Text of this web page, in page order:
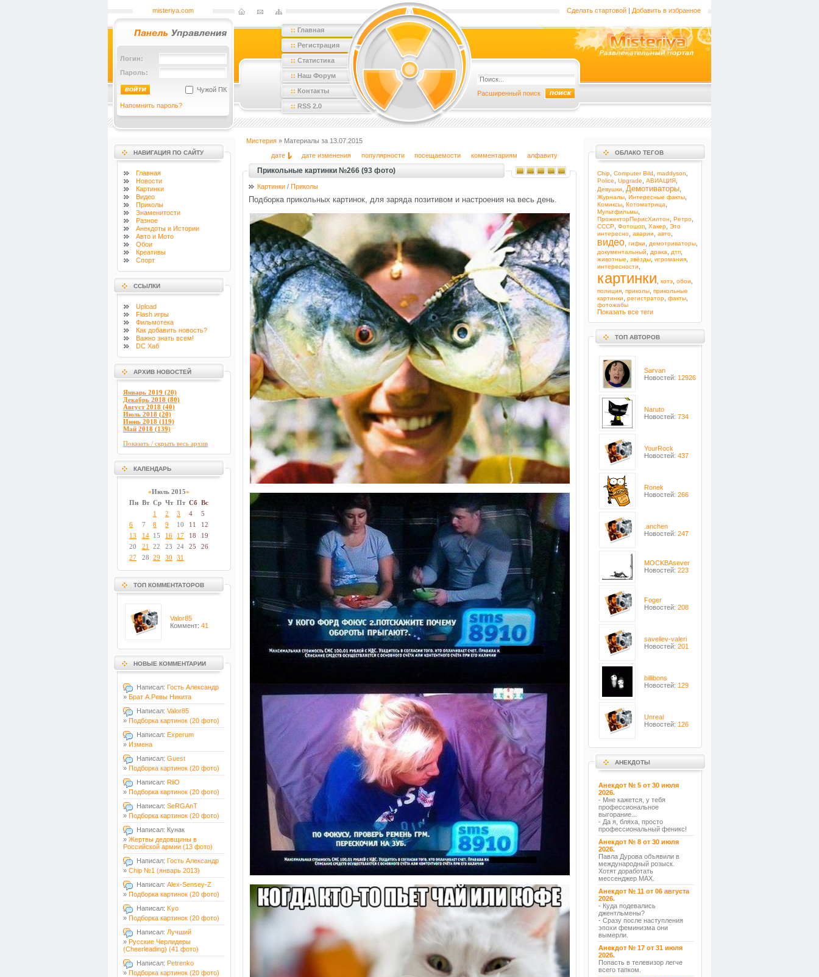
misteriya.com Сделать стартовой | Добавить в избранное
Логин:
Пароль:
Чужой ПК
Напомнить пароль?
:: Главная
:: Регистрация
:: Статистика
:: Наш Форум
:: Контакты
:: RSS 2.0
Расширенный поиск
НАВИГАЦИЯ ПО САЙТУ
Главная
Новости
Картинки
Видео
Приколы
Знаменитости
Разное
Анекдоты и Истории
Авто и Мото
Обои
Креативы
Спорт
ССЫЛКИ
Upload
Flash игры
Фильмотека
Как добавить новость?
Важно знать всем!
DC Хаб
АРХИВ НОВОСТЕЙ
Январь 2019 (20)
Декабрь 2018 (80)
Август 2018 (40)
Июль 2018 (20)
Июнь 2018 (119)
Май 2018 (139)
Показать / скрыть весь архив
КАЛЕНДАРЬ
«Июль 2015»
Пн Вт Ср Чт Пт Сб Вс
1
2 3 4
5
6
7 8 9 10 11
12
13
14 15 16 17 18
19
20
21 22 23 24 25
26
27
28 29 30 31
ТОП КОММЕНТАТОРОВ
Valor85
Коммент: 41
НОВЫЕ КОММЕНТАРИИ
Написал: Гость Александр
» Брат А.Ревы Никита
Написал: Valor85
» Подборка картинок (20 фото)
Написал: Experum
» Измена
Написал: Guest
» Подборка картинок (20 фото)
Написал: RiiO
» Подборка картинок (20 фото)
Написал: SeRGAnT
» Подборка картинок (20 фото)
Написал: Кунак
» Жертвы дедовщины в
Российской армии (13 фото)
Написал: Гость Александр
» Chip №1 (январь 2013)
Написал: Alex-Sensey-Z
» Подборка картинок (20 фото)
Написал: Kyo
» Подборка картинок (20 фото)
Написал: Лучший
» Русские Черлидеры
(Cheerleading) (41 фото)
Написал: Petrenko
» Подборка картинок (20 фото)
Мистерия » Материалы за 13.07.2015
дате
дате изменения популярности посещаемости комментариям алфавиту
Прикольные картинки №266 (93 фото)
Картинки / Приколы
Подборка прикольных картинок, для заряда позитивом и настроения на весь день.
ОБЛАКО ТЕГОВ
Chip Computer Bild maddyson
Police Upgrade АВИАЦИЯ
Девушки Демотиваторы
Журналы Интересные факты
Комиксы Котоматрица
Мультфильмы
ПрожекторПерисХилтон Ретро
СССР Фотошоп Хакер Это
интересно аварии авто
видео гифки демотриваторы
документальный драка дтп
животные звёзды игромания
интересности
картинки котэ обои
полиция приколы прикольные
картинки
регистратор факты
фотожабы
Показать все теги
ТОП АВТОРОВ
Sarvan
Новостей: 12926
Naruto
Новостей: 734
YourRock
Новостей: 437
Ronek
Новостей: 266
.anchen
Новостей: 247
MOCKBAsever
Новостей: 223
Foger
Новостей: 208
saveliev-valeri
Новостей: 201
billibons
Новостей: 129
Unreal
Новостей: 126
АНЕКДОТЫ
Анекдот № 5 от 30 июля
2026.
- Мне кажется, у тебя
профессиональное
выгорание...
- Да я, бляха, просто
профессиональный феникс!
Анекдот № 8 от 30 июля
2026.
Павла Дурова объявили в
международный розыск.
Хотят доработать
мессенджер MAX.
Анекдот № 11 от 06 августа
2026.
- Куда подевались
джентльмены?
- Сразу после наступления
эпохи феминизма они
вымерли.
Анекдот № 17 от 31 июля
2026.
Попасть в телевизор легче
всего тапком.